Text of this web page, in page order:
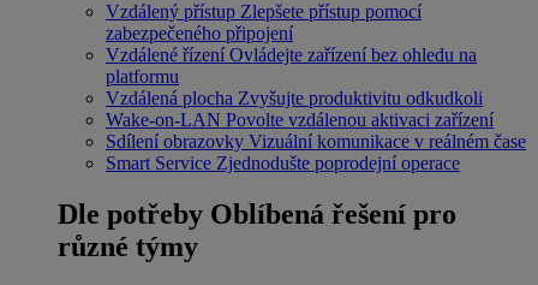
Vzdálený přístup Zlepšete přístup pomocí
zabezpečeného připojení
Vzdálené řízení Ovládejte zařízení bez ohledu na
platformu
Vzdálená plocha Zvyšujte produktivitu odkudkoli
Wake-on-LAN Povolte vzdálenou aktivaci zařízení
Sdílení obrazovky Vizuální komunikace v reálném čase
Smart Service Zjednodušte poprodejní operace
Dle potřeby Oblíbená řešení pro
různé týmy